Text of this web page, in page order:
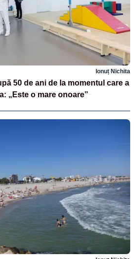
Ionuț Nichita
50 de ani de la momentul care a
„Este o mare onoare”